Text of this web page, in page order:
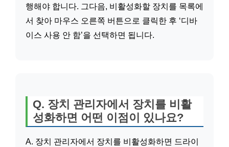
행해야 합니다. 그다음, 비활성화할 장치를 목록에
서 찾아 마우스 오른쪽 버튼으로 클릭한 후 ‘디바
이스 사용 안 함’을 선택하면 됩니다.
Q. 장치 관리자에서 장치를 비활
성화하면 어떤 이점이 있나요?
A. 장치 관리자에서 장치를 비활성화하면 드라이